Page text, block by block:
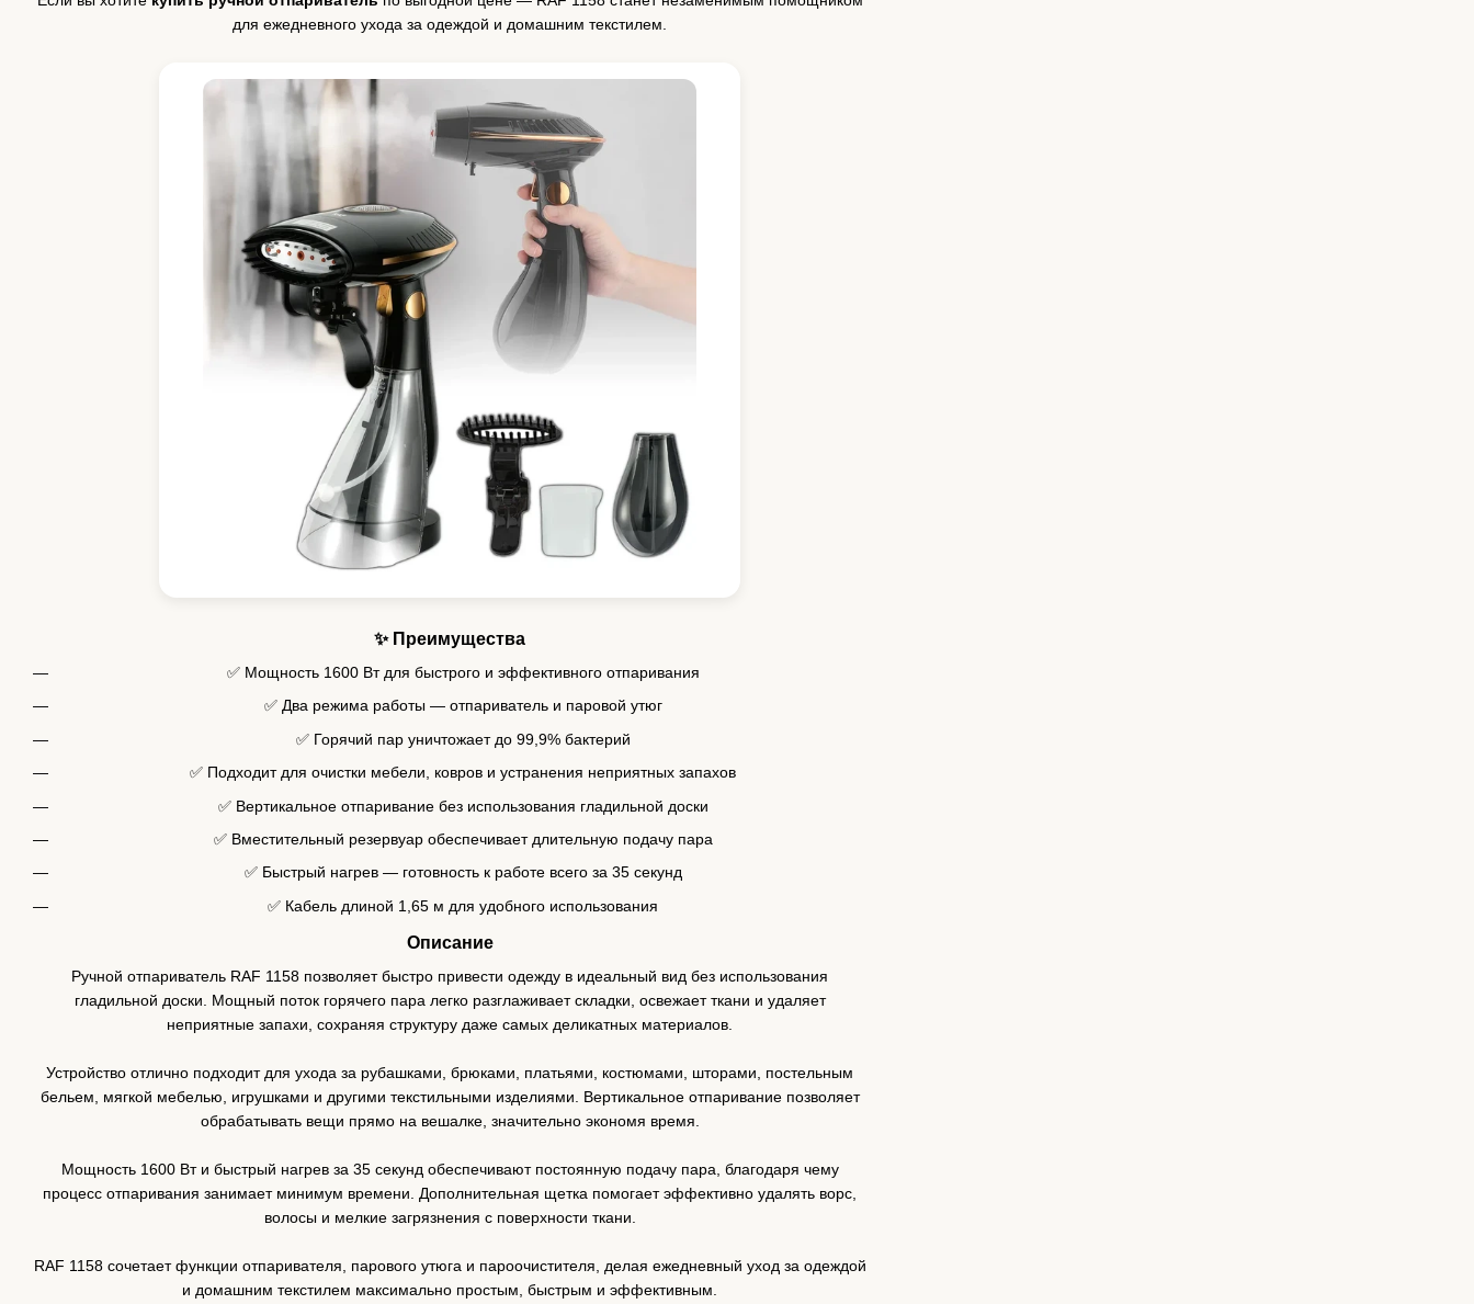
для ежедневного ухода за одеждой и домашним текстилем.
✨ Преимущества
✅ Мощность 1600 Вт для быстрого и эффективного отпаривания
✅ Два режима работы — отпариватель и паровой утюг
✅ Горячий пар уничтожает до 99,9% бактерий
✅ Подходит для очистки мебели, ковров и устранения неприятных запахов
✅ Вертикальное отпаривание без использования гладильной доски
✅ Вместительный резервуар обеспечивает длительную подачу пара
✅ Быстрый нагрев — готовность к работе всего за 35 секунд
✅ Кабель длиной 1,65 м для удобного использования
Описание
Ручной отпариватель RAF 1158 позволяет быстро привести одежду в идеальный вид без использования
гладильной доски. Мощный поток горячего пара легко разглаживает складки, освежает ткани и удаляет
неприятные запахи, сохраняя структуру даже самых деликатных материалов.
Устройство отлично подходит для ухода за рубашками, брюками, платьями, костюмами, шторами, постельным
бельем, мягкой мебелью, игрушками и другими текстильными изделиями. Вертикальное отпаривание позволяет
обрабатывать вещи прямо на вешалке, значительно экономя время.
Мощность 1600 Вт и быстрый нагрев за 35 секунд обеспечивают постоянную подачу пара, благодаря чему
процесс отпаривания занимает минимум времени. Дополнительная щетка помогает эффективно удалять ворс,
волосы и мелкие загрязнения с поверхности ткани.
RAF 1158 сочетает функции отпаривателя, парового утюга и пароочистителя, делая ежедневный уход за одеждой
и домашним текстилем максимально простым, быстрым и эффективным.